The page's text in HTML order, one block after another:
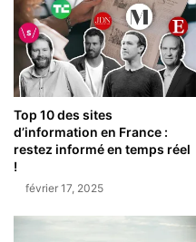
Top 10 des sites
d’information en France :
restez informé en temps réel
!
février 17, 2025